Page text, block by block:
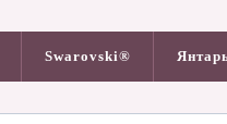
Swarovski®